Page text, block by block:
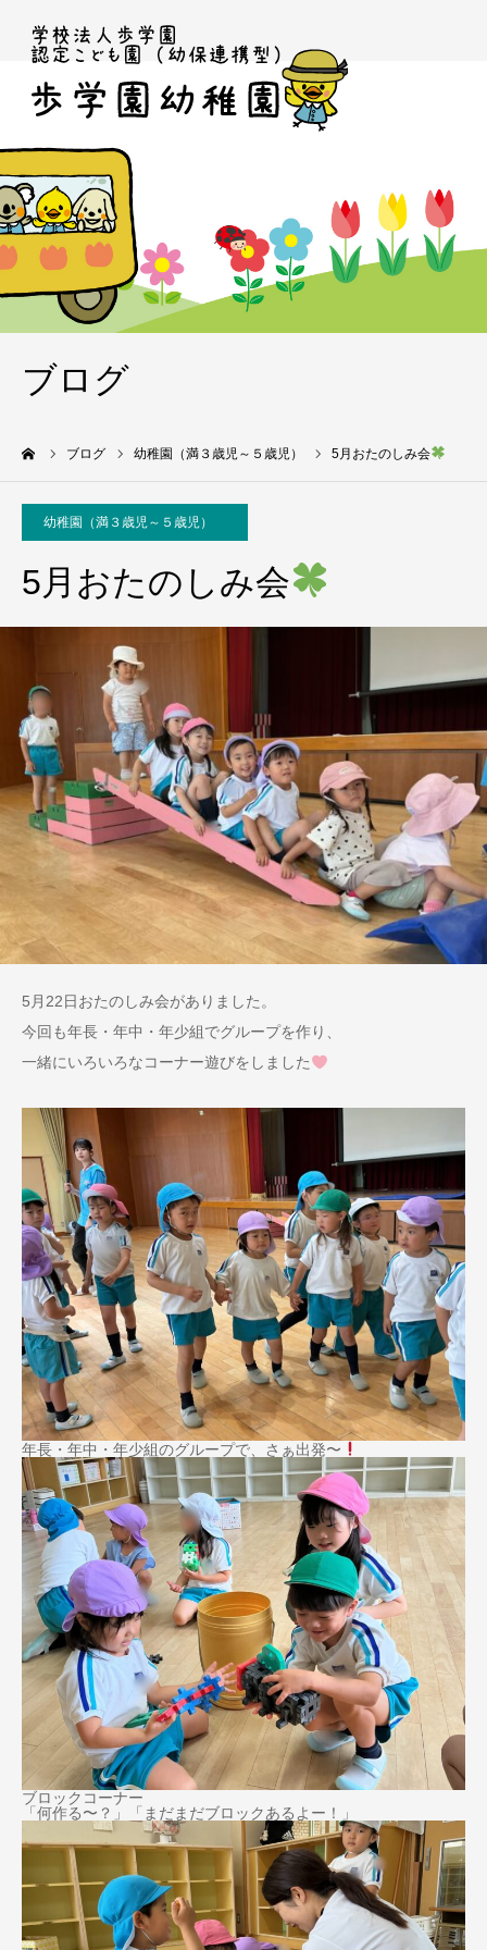
ブログ
ブログ 幼稚園（満３歳児～５歳児） 5月おたのしみ会
幼稚園（満３歳児～５歳児）
5月おたのしみ会
5月22日おたのしみ会がありました。
今回も年長・年中・年少組でグループを作り、
一緒にいろいろなコーナー遊びをしました
年長・年中・年少組のグループで、さぁ出発〜
ブロックコーナー
「何作る〜？」「まだまだブロックあるよー！」